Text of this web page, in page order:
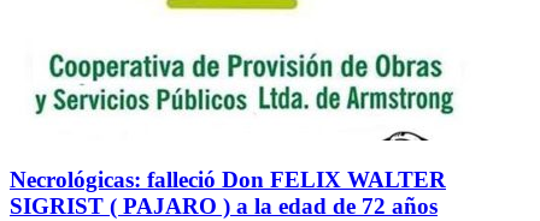
Necrológicas: falleció Don FELIX WALTER
SIGRIST ( PAJARO ) a la edad de 72 años